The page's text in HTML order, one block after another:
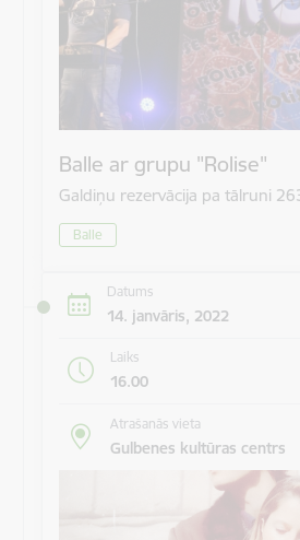
Balle ar grupu "Rolise"
Galdiņu rezervācija pa tālruni
Balle
Datums
14. janvāris, 2022
Laiks
16.00
Atrašanās vieta
Gulbenes kultūras centrs